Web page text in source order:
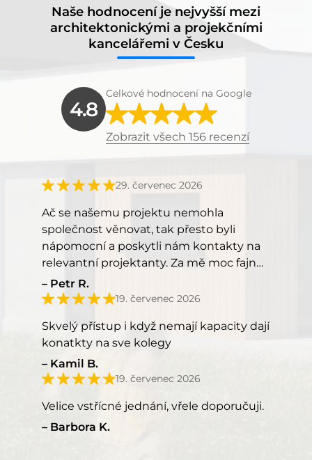
Naše hodnocení je nejvyšší mezi
architektonickými a projekčními
kancelářemi v Česku
4.8
Celkové hodnocení na Google
Zobrazit všech 156 recenzí
29. červenec 2026
Ač se našemu projektu nemohla
společnost věnovat, tak přesto byli
nápomocní a poskytli nám kontakty na
relevantní projektanty. Za mě moc fajn
přístup, kéž by takový přístup měli
všichni.
Petr R.
19. červenec 2026
Skvelý přístup i když nemají kapacity dají
konatkty na sve kolegy
Kamil B.
19. červenec 2026
Velice vstřícné jednání, vřele doporučuji.
Barbora K.